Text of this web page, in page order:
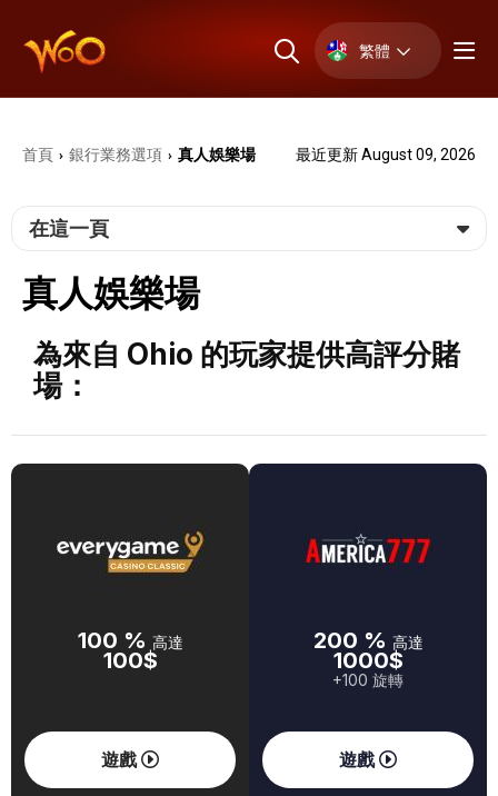
繁體
首頁 › 銀⾏業務選項 › 真人娛樂場 最近更新 August 09, 2026
在這一頁
真人娛樂場
為來自 Ohio 的玩家提供高評分賭
場：
100 % 高達
100$
遊戲
200 % 高達
1000$
+100 旋轉
遊戲